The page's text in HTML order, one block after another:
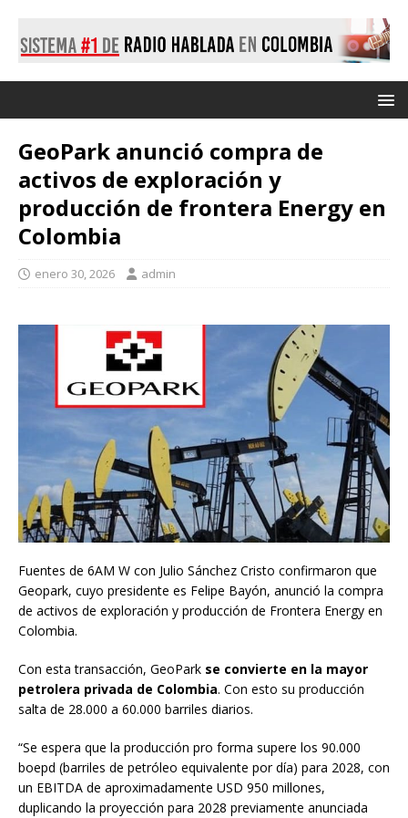
GeoPark anunció compra de
activos de exploración y
producción de frontera Energy en
Colombia
enero 30, 2026 admin
Fuentes de 6AM W con Julio Sánchez Cristo confirmaron que
Geopark, cuyo presidente es Felipe Bayón, anunció la compra
de activos de exploración y producción de Frontera Energy en
Colombia.
Con esta transacción, GeoPark se convierte en la mayor
petrolera privada de Colombia. Con esto su producción
salta de 28.000 a 60.000 barriles diarios.
“Se espera que la producción pro forma supere los 90.000
boepd (barriles de petróleo equivalente por día) para 2028, con
un EBITDA de aproximadamente USD 950 millones,
duplicando la proyección para 2028 previamente anunciada